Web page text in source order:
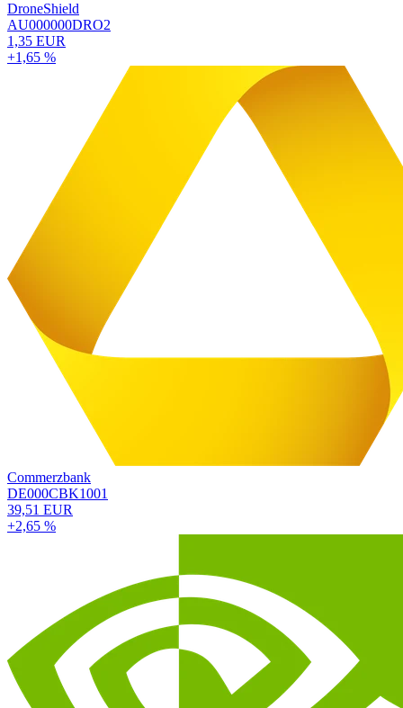
DroneShield
AU000000DRO2
1,35 EUR
+1,65 %
Commerzbank
DE000CBK1001
39,51 EUR
+2,65 %